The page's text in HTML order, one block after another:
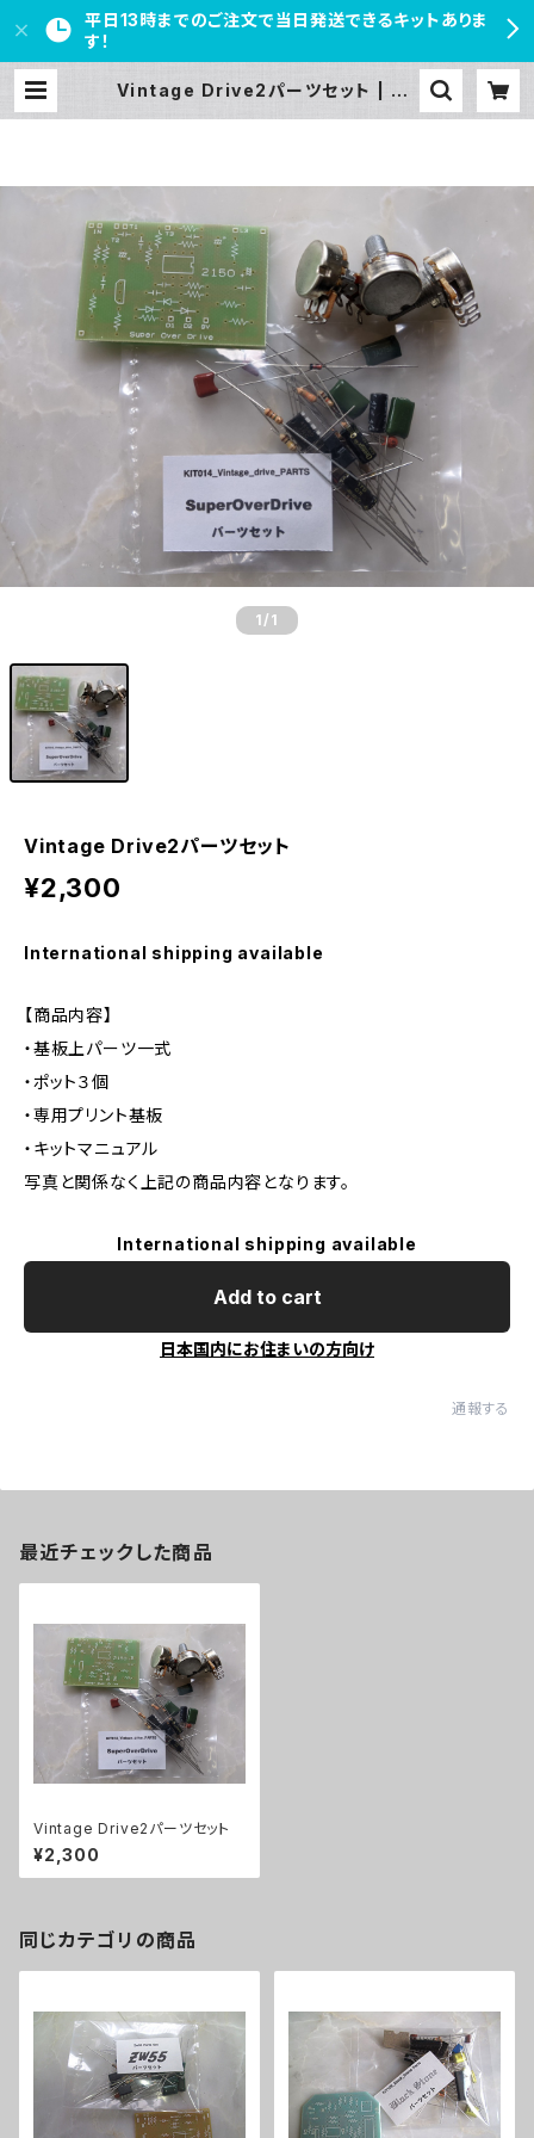
平日13時までのご注文で当日発送できるキットありま
す！
Vintage Drive2パーツセット | PE
1 /1
Vintage Drive2パーツセット
¥2,300
International shipping available
【商品内容】
・基板上パーツ一式
・ポット３個
・専用プリント基板
・キットマニュアル
写真と関係なく上記の商品内容となります。
International shipping available
Add to cart
日本国内にお住まいの方向け
通報する
最近チェックした商品
Vintage Drive2パーツセット
¥2,300
同じカテゴリの商品